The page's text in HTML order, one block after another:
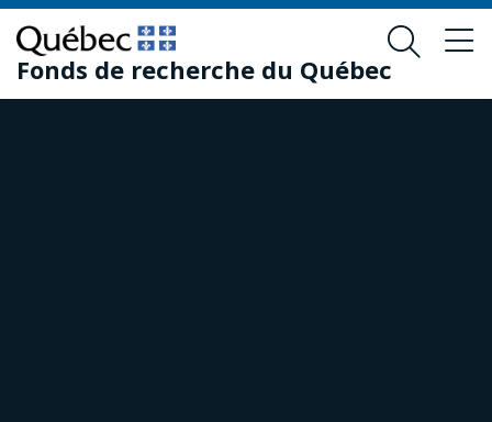
Passer
au
contenu
principal
Passer
au
pied
de
Fonds de recherche du Québec